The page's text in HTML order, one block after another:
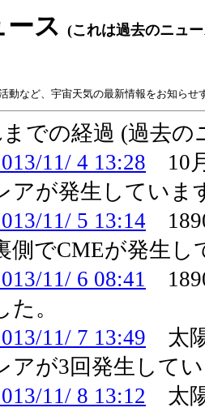
ース (これは過去のニュ
動など、宇宙天気の最新情報をお知らせ
までの経過 (過去
11/ 4 13:28 10
アが発生していま
11/ 5 13:14
側でCMEが発生し
11/ 6 08:41
た。
11/ 7 13:49 太
アが3回発生して
11/ 8 13:12 太